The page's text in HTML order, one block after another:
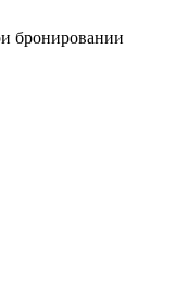
бронировании